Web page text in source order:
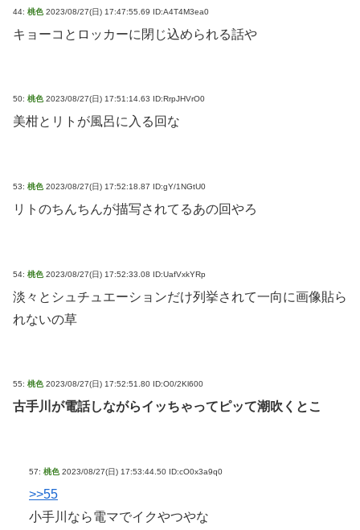
44: 桃色 2023/08/27(日) 17:47:55.69 ID:A4T4M3ea0
キョーコとロッカーに閉じ込められる話や
50: 桃色 2023/08/27(日) 17:51:14.63 ID:RrpJHVrO0
美柑とリトが風呂に入る回な
53: 桃色 2023/08/27(日) 17:52:18.87 ID:gY/1NGtU0
リトのちんちんが描写されてるあの回やろ
54: 桃色 2023/08/27(日) 17:52:33.08 ID:UafVxkYRp
淡々とシュチュエーションだけ列挙されて一向に画像貼ら
れないの草
55: 桃色 2023/08/27(日) 17:52:51.80 ID:O0/2Kl600
古手川が電話しながらイッちゃってピッて潮吹くとこ
57: 桃色 2023/08/27(日) 17:53:44.50 ID:cO0x3a9q0
>>55
小手川なら電マでイクやつやな